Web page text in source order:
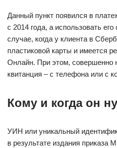
Данный пункт появился в
с 2014 года, а использовать
случае, когда у клиента в
пластиковой карты и имеется
Онлайн. При этом, совершенно
квитанция – с телефона или с
Кому и когда он
УИН или уникальный
в результате издания приказа